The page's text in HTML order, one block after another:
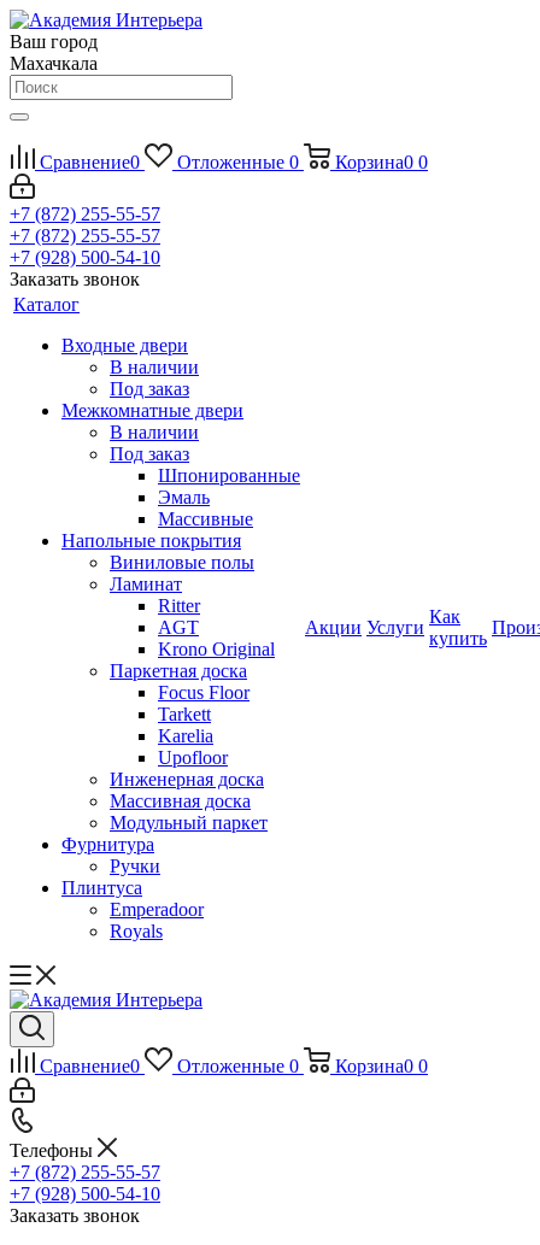
Ваш город
Махачкала
Сравнение0 Отложенные 0 Корзина0 0
+7 (872) 255-55-57
+7 (872) 255-55-57
+7 (928) 500-54-10
Заказать звонок
Каталог
Входные двери
В наличии
Под заказ
Межкомнатные двери
В наличии
Под заказ
Шпонированные
Эмаль
Массивные
Напольные покрытия
Виниловые полы
Ламинат
Ritter
AGT
Krono Original
Паркетная доска
Focus Floor
Tarkett
Karelia
Upofloor
Инженерная доска
Массивная доска
Модульный паркет
Фурнитура
Ручки
Плинтуса
Emperadoor
Royals
Акции Услуги
Как
купить
Сравнение0 Отложенные 0 Корзина0 0
Телефоны
+7 (872) 255-55-57
+7 (928) 500-54-10
Заказать звонок